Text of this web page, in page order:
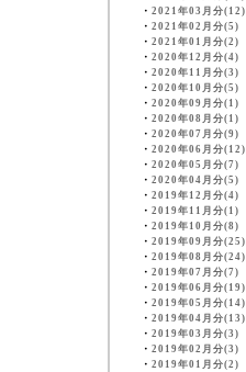
・ 2021年03月分(12)
・ 2021年02月分(5)
・ 2021年01月分(2)
・ 2020年12月分(4)
・ 2020年11月分(3)
・ 2020年10月分(5)
・ 2020年09月分(1)
・ 2020年08月分(1)
・ 2020年07月分(9)
・ 2020年06月分(12)
・ 2020年05月分(7)
・ 2020年04月分(5)
・ 2019年12月分(4)
・ 2019年11月分(1)
・ 2019年10月分(8)
・ 2019年09月分(25)
・ 2019年08月分(24)
・ 2019年07月分(7)
・ 2019年06月分(19)
・ 2019年05月分(14)
・ 2019年04月分(13)
・ 2019年03月分(3)
・ 2019年02月分(3)
・ 2019年01月分(2)